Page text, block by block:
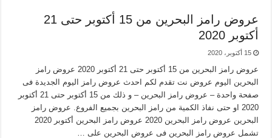
عروض رامز البحرين من 15 أكتوبر حتى 21
أكتوبر 2020
15 أكتوبر، 2020
عروض رامز البحرين من 15 أكتوبر حتى 21 أكتوبر 2020 عروض رامز
البحرين اليوم عروض نت تقدم لكم احدث عروض رامز اليوم الجديدة فى
صفحة واحدة – عروض رامز البحرين – و ذلك من 15 أكتوبر حتى 21 أكتوبر
2020 او حتى نفاذ الكمية من رامز البحرين بجميع الفروع. عروض رامز
البحرين عروض رامز البحرين 2020 عروض رامز البحرين أكتوبر 2020
تشمل عروض رامز البحرين فى عروض البحرين على …